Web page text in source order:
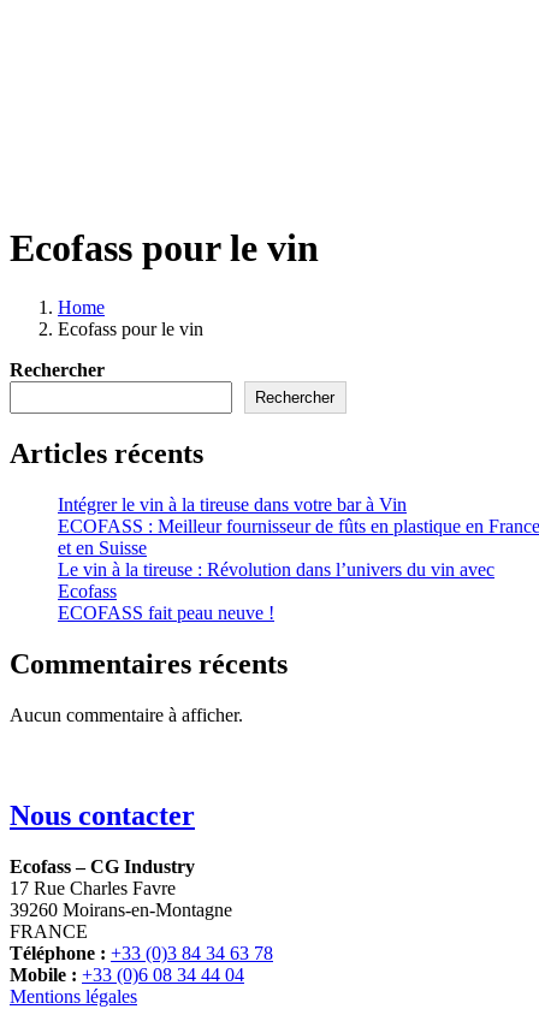
Ecofass pour le vin
Home
Ecofass pour le vin
Rechercher
Rechercher
Articles récents
Intégrer le vin à la tireuse dans votre bar à Vin
ECOFASS : Meilleur fournisseur de fûts en plastique en France
et en Suisse
Le vin à la tireuse : Révolution dans l’univers du vin avec
Ecofass
ECOFASS fait peau neuve !
Commentaires récents
Aucun commentaire à afficher.
Nous contacter
Ecofass – CG Industry
17 Rue Charles Favre
39260 Moirans-en-Montagne
FRANCE
Téléphone : +33 (0)3 84 34 63 78
Mobile : +33 (0)6 08 34 44 04
Mentions légales